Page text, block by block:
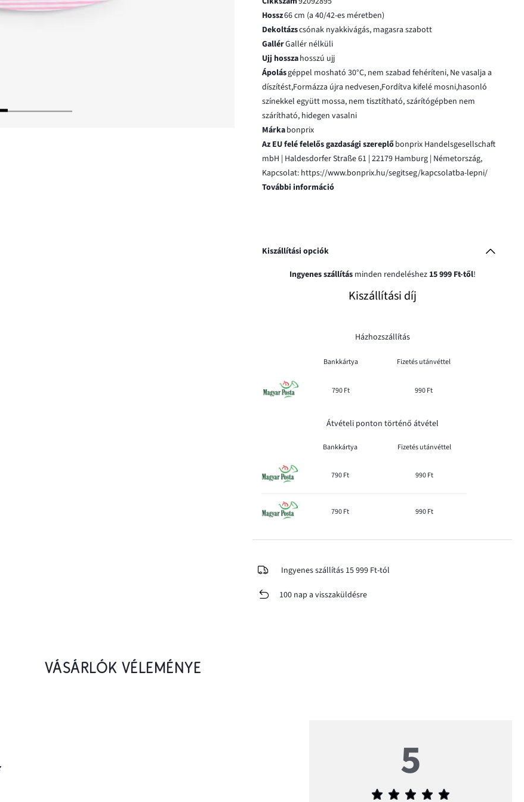
Hossz66 cm (a 40/42-es méretben)
Dekoltázscsónak nyakkivágás, magasra szabott
GallérGallér nélküli
Ujj hosszahosszú ujj
Ápolásgéppel mosható 30°C, nem szabad fehéríteni, Ne vasalja a
díszítést,Formázza újra nedvesen,Fordítva kifelé mosni,hasonló
színekkel együtt mossa, nem tisztítható, szárítógépben nem
szárítható, hidegen vasalni
Márkabonprix
Az EU felé felelős gazdasági szereplőbonprix Handelsgesellschaft
mbH | Haldesdorfer Straße 61 | 22179 Hamburg | Németország,
Kapcsolat: https://www.bonprix.hu/segitseg/kapcsolatba-lepni/
További információ
Kiszállítási opciók
Ingyenes szállításminden rendeléshez 15 999 Ft-től!
Kiszállítási díj
Házhozszállítás
Bankkártya Fizetés utánvéttel
790 Ft 990 Ft
Átvételi ponton történő átvétel
Bankkártya Fizetés utánvéttel
790 Ft 990 Ft
790 Ft 990 Ft
Ingyenes szállítás 15 999 Ft-tól
100 nap a visszaküldésre
VÁSÁRLÓK VÉLEMÉNYE
5
Átlagos